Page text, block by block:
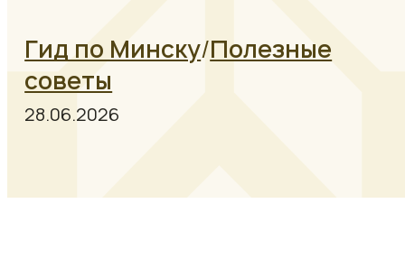
Гид по Минску/Полезные
советы
28.06.2026